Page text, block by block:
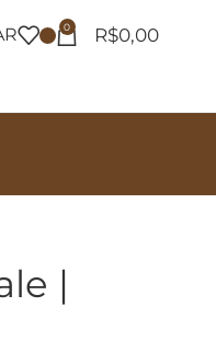
0 R$0,00
|